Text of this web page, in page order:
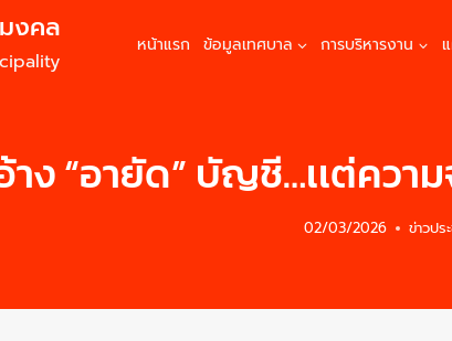
งคล หน้าแรก ข้อมูลเทศบาล การบริหารงาน
ง “อายัด” บัญชี…เเต่ความ
02/03/2026 ข่าวปร